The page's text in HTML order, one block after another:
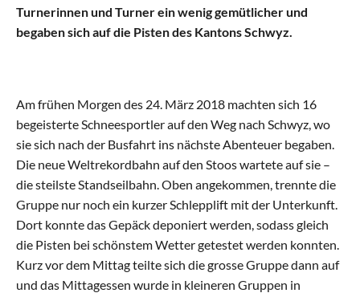
Sponsoren
Alle Riegen
Schaukelring
Leichtathletik
Gymnastik
Allround
Turnerinnen und Turner ein wenig gemütlicher und
begaben sich auf die Pisten des Kantons Schwyz.
Am frühen Morgen des 24. März 2018 machten sich 16
begeisterte Schneesportler auf den Weg nach Schwyz, wo
sie sich nach der Busfahrt ins nächste Abenteuer begaben.
Die neue Weltrekordbahn auf den Stoos wartete auf sie –
die steilste Standseilbahn. Oben angekommen, trennte die
Gruppe nur noch ein kurzer Schlepplift mit der Unterkunft.
Dort konnte das Gepäck deponiert werden, sodass gleich
die Pisten bei schönstem Wetter getestet werden konnten.
Kurz vor dem Mittag teilte sich die grosse Gruppe dann auf
und das Mittagessen wurde in kleineren Gruppen in